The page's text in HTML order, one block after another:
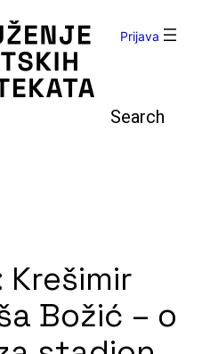
Prijava
Krešimir
Božić – o